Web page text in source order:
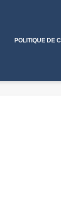
POLITIQUE DE